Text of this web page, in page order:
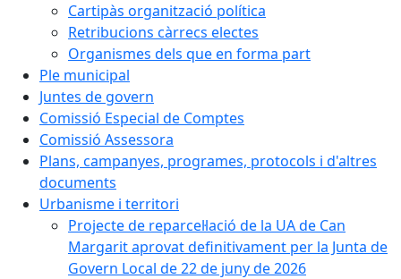
Cartipàs organització política
Retribucions càrrecs electes
Organismes dels que en forma part
Ple municipal
Juntes de govern
Comissió Especial de Comptes
Comissió Assessora
Plans, campanyes, programes, protocols i d'altres
documents
Urbanisme i territori
Projecte de reparcel·lació de la UA de Can
Margarit aprovat definitivament per la Junta de
Govern Local de 22 de juny de 2026